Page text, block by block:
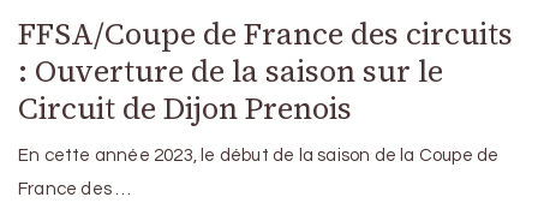
FFSA/Coupe de France des circuits
: Ouverture de la saison sur le
Circuit de Dijon Prenois
En cette année 2023, le début de la saison de la Coupe de
France des …